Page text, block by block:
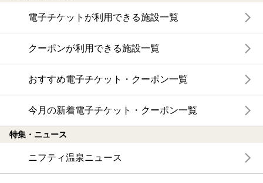
電子チケットが利用できる施設一覧
クーポンが利用できる施設一覧
おすすめ電子チケット・クーポン一覧
今月の新着電子チケット・クーポン一覧
特集・ニュース
ニフティ温泉ニュース